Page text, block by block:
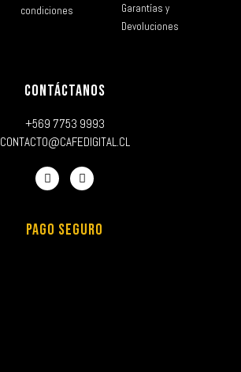
condiciones
Garantías y
Devoluciones
CONTÁCTANOS
+569 7753 9993
CONTACTO@CAFEDIGITAL.CL
PAGO SEGURO